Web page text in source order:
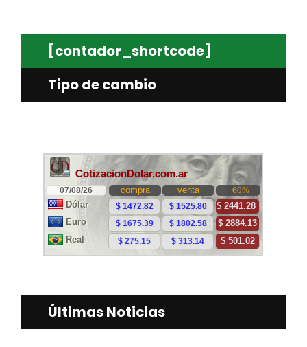
[contador_shortcode]
Tipo de cambio
Últimas Noticias